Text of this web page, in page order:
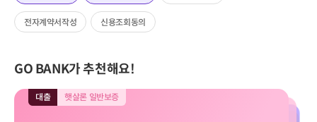
전자계약서작성 신용조회동의
GO BANK가 추천해요!
대출 햇살론 일반보증
대출 모바일전용